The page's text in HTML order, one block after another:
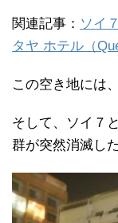
関連記事： ソイ
タヤ ホテル（
この空き地には
そして、ソイ７
群が突然消滅した